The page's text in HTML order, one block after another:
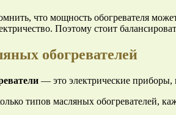
что мощность обогревателя
Поэтому стоит
обогревателей
— это электрические приборы,
типов масляных обогревателей,